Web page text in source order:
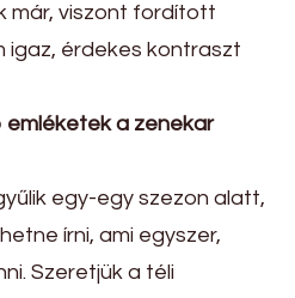
már, viszont fordított
igaz, érdekes kontraszt
emléketek a zenekar
egy-egy szezon alatt,
írni, ami egyszer,
Szeretjük a téli